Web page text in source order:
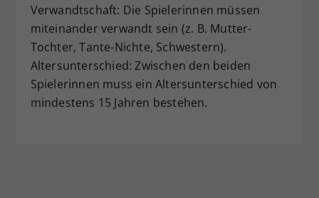
Verwandtschaft: Die Spielerinnen müssen
miteinander verwandt sein (z. B. Mutter-
Tochter, Tante-Nichte, Schwestern).
Altersunterschied: Zwischen den beiden
Spielerinnen muss ein Altersunterschied von
mindestens 15 Jahren bestehen.